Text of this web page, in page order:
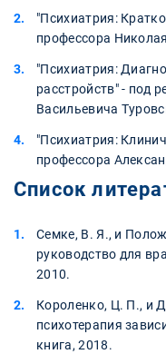
"Психиатрия:
профессора
"Психиатрия:
расстройств" - под
Васильевича
"Психиатрия:
профессора
Список
Семке, В. Я., и
руководство для
2010.
Короленко, Ц. П., и
психотерапия
книга, 2018.